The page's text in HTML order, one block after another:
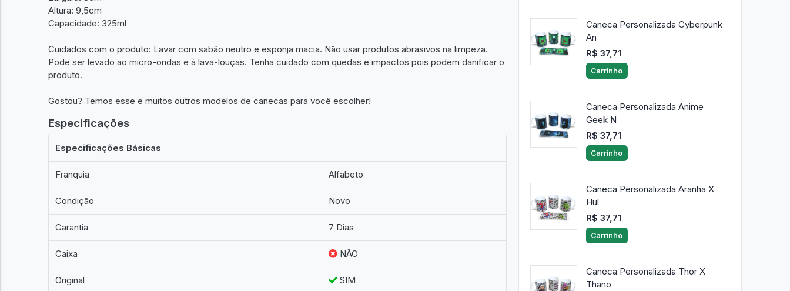
Altura: 9,5cm
Capacidade: 325ml
Cuidados com o produto: Lavar com sabão neutro e esponja macia. Não usar produtos abrasivos na limpeza.
Pode ser levado ao micro-ondas e à lava-louças. Tenha cuidado com quedas e impactos pois podem danificar o
produto.
Gostou? Temos esse e muitos outros modelos de canecas para você escolher!
Especificações
Especificações Básicas
Franquia Alfabeto
Condição Novo
Garantia 7 Dias
Caixa NÃO
Original SIM
Caneca Personalizada Cyberpunk
An
R$ 37,71
Carrinho
Caneca Personalizada Anime
Geek N
R$ 37,71
Carrinho
Caneca Personalizada Aranha X
Hul
R$ 37,71
Carrinho
Caneca Personalizada Thor X
Thano